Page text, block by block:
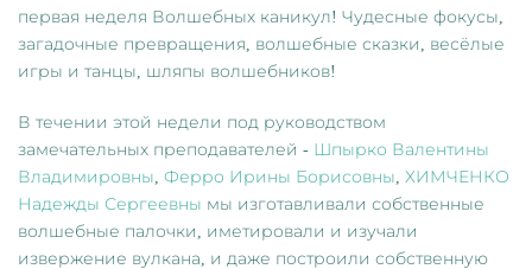
первая неделя Волшебных каникул! Чудесные фокусы,
загадочные превращения, волшебные сказки, весёлые
игры и танцы, шляпы волшебников!
В течении этой недели под руководством
замечательных преподавателей - Шпырко Валентины
Владимировны, Ферро Ирины Борисовны, ХИМЧЕНКО
Надежды Сергеевны мы изготавливали собственные
волшебные палочки, иметировали и изучали
извержение вулкана, и даже построили собственную